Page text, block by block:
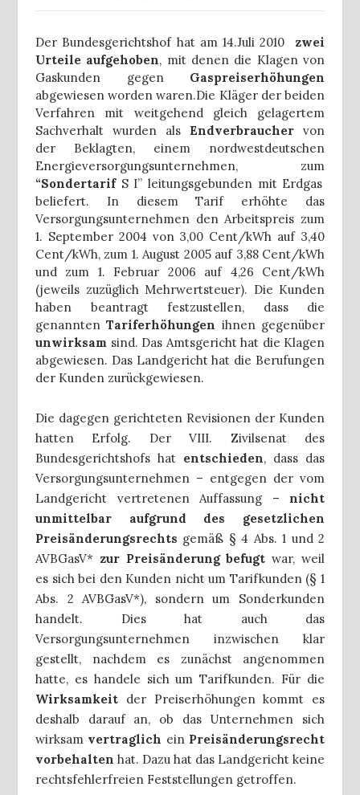
Der Bundesgerichtshof hat am 14.Juli 2010 zwei
Urteile aufgehoben, mit denen die Klagen von
Gaskunden gegen Gaspreiserhöhungen
abgewiesen worden waren.Die Kläger der beiden
Verfahren mit weitgehend gleich gelagertem
Sachverhalt wurden als Endverbraucher von
der Beklagten, einem nordwestdeutschen
Energieversorgungsunternehmen, zum
“Sondertarif S I” leitungsgebunden mit Erdgas
beliefert. In diesem Tarif erhöhte das
Versorgungsunternehmen den Arbeitspreis zum
1. September 2004 von 3,00 Cent/kWh auf 3,40
Cent/kWh, zum 1. August 2005 auf 3,88 Cent/kWh
und zum 1. Februar 2006 auf 4,26 Cent/kWh
(jeweils zuzüglich Mehrwertsteuer). Die Kunden
haben beantragt festzustellen, dass die
genanntenTariferhöhungen ihnen gegenüber
unwirksam sind. Das Amtsgericht hat die Klagen
abgewiesen. Das Landgericht hat die Berufungen
der Kunden zurückgewiesen.
Die dagegen gerichteten Revisionen der Kunden
hatten Erfolg. Der VIII. Zivilsenat des
Bundesgerichtshofs hat entschieden, dass das
Versorgungsunternehmen – entgegen der vom
Landgericht vertretenen Auffassung – nicht
unmittelbar aufgrund des gesetzlichen
Preisänderungsrechts gemäß § 4 Abs. 1 und 2
AVBGasV* zur Preisänderung befugt war, weil
es sich bei den Kunden nicht um Tarifkunden (§ 1
Abs. 2 AVBGasV*), sondern um Sonderkunden
handelt. Dies hat auch das
Versorgungsunternehmen inzwischen klar
gestellt, nachdem es zunächst angenommen
hatte, es handele sich um Tarifkunden. Für die
Wirksamkeit der Preiserhöhungen kommt es
deshalb darauf an, ob das Unternehmen sich
wirksam vertraglich ein Preisänderungsrecht
vorbehalten hat. Dazu hat das Landgericht keine
rechtsfehlerfreien Feststellungen getroffen.